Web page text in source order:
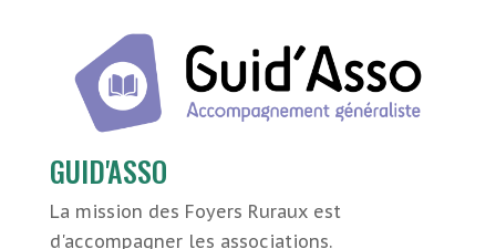
GUID'ASSO
La mission des Foyers Ruraux est
d'accompagner les associations.